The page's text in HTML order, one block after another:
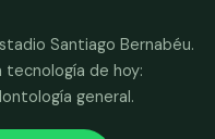
Santiago Bernabéu.
de hoy:
general.